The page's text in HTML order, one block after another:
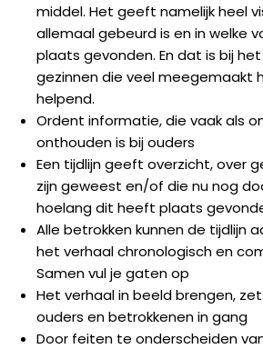
middel. Het geeft namelijk heel
allemaal gebeurd is en in welke
plaats gevonden. En dat is bij
gezinnen die veel meegemaakt
helpend.
Ordent informatie, die vaak als
onthouden is bij ouders
Een tijdlijn geeft overzicht, over
zijn geweest en/of die nu nog
hoelang dit heeft plaats
Alle betrokken kunnen de tijdlijn
het verhaal chronologisch en
Samen vul je gaten op
Het verhaal in beeld brengen,
ouders en betrokkenen in gang
Door feiten te onderscheiden